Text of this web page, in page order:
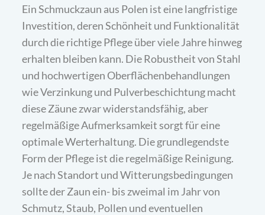
Ein Schmuckzaun aus Polen ist eine langfristige
Investition, deren Schönheit und Funktionalität
durch die richtige Pflege über viele Jahre hinweg
erhalten bleiben kann. Die Robustheit von Stahl
und hochwertigen Oberflächenbehandlungen
wie Verzinkung und Pulverbeschichtung macht
diese Zäune zwar widerstandsfähig, aber
regelmäßige Aufmerksamkeit sorgt für eine
optimale Werterhaltung. Die grundlegendste
Form der Pflege ist die regelmäßige Reinigung.
Je nach Standort und Witterungsbedingungen
sollte der Zaun ein- bis zweimal im Jahr von
Schmutz, Staub, Pollen und eventuellen